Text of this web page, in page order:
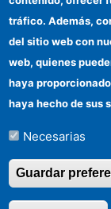
tráfico. Además,
del sitio web con
web, quienes
haya
haya hecho de sus
Necesarias
Guardar